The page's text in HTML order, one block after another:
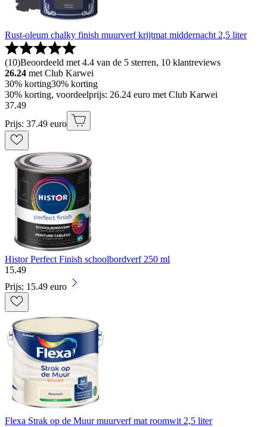
Rust-oleum chalky finish muurverf krijtmat middernacht 2,5 liter
(10)Beoordeeld met 4.4 van de 5 sterren, 10 klantreviews
26.24 met Club Karwei
30% korting30% korting
30% korting, voordeelprijs: 26.24 euro met Club Karwei
37.49
Prijs: 37.49 euro
Histor Perfect Finish schoolbordverf 250 ml
15.49
Prijs: 15.49 euro
Flexa Strak op de Muur muurverf mat roomwit 2,5 liter